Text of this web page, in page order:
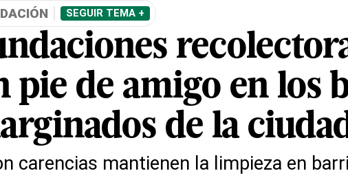
SEGUIR TEMA +
pie de amigo en los
de la
carencias mantienen la limpieza en